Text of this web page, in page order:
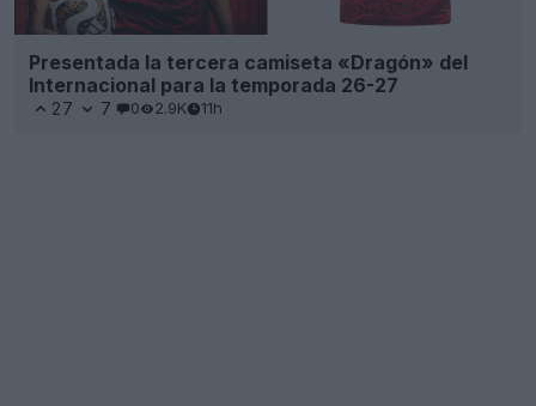
Presentada la tercera camiseta «Dragón» del
Internacional para la temporada 26-27
27 7 0 2.9K 11h